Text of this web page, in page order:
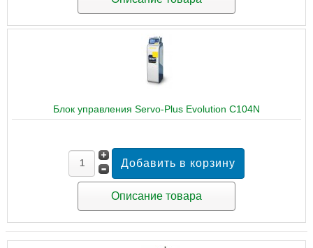
Блок управления Servo-Plus Evolution C104N
Описание товара